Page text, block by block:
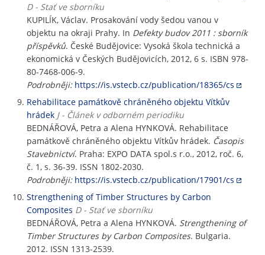
D - Stať ve sborníku
KUPILÍK, Václav. Prosakování vody šedou vanou v
objektu na okraji Prahy. In Defekty budov 2011 : sborník
příspěvků. České Budějovice: Vysoká škola technická a
ekonomická v Českých Budějovicích, 2012, 6 s. ISBN 978-
80-7468-006-9.
Podrobněji: https://is.vstecb.cz/publication/18365/cs
Rehabilitace památkově chráněného objektu Vítkův
hrádek J - Článek v odborném periodiku
BEDNÁŘOVÁ, Petra a Alena HYNKOVÁ. Rehabilitace
památkově chráněného objektu Vítkův hrádek. Časopis
Stavebnictví. Praha: EXPO DATA spol.s r.o., 2012, roč. 6,
č. 1, s. 36-39. ISSN 1802-2030.
Podrobněji: https://is.vstecb.cz/publication/17901/cs
Strengthening of Timber Structures by Carbon
Composites D - Stať ve sborníku
BEDNÁŘOVÁ, Petra a Alena HYNKOVÁ. Strengthening of
Timber Structures by Carbon Composites. Bulgaria.
2012. ISSN 1313-2539.